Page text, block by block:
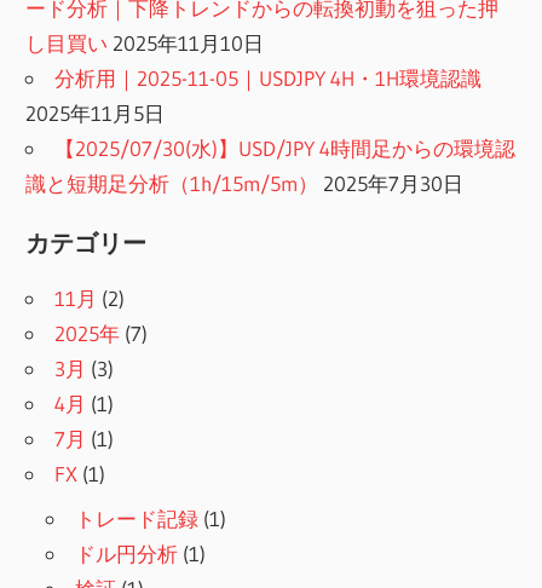
ード分析｜下降トレンドからの転換初動を狙った押
し目買い 2025年11月10日
分析用｜2025-11-05｜USDJPY 4H・1H環境認識
2025年11月5日
【2025/07/30(水)】USD/JPY 4時間足からの環境認
識と短期足分析（1h/15m/5m）
2025年7月30日
カテゴリー
11月 (2)
2025年 (7)
3月 (3)
4月 (1)
7月 (1)
FX (1)
トレード記録 (1)
ドル円分析 (1)